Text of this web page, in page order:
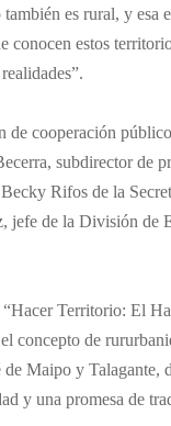
es rural, y
conocen estos
cooperación
subdirector de
Rifos de la
jefe de la División
Territorio: El
concepto de
Maipo y
y una promesa de